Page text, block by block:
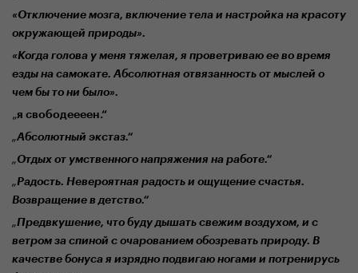
«Отключение мозга, включение тела и настройка на красоту
окружающей природы».
«Когда голова у меня тяжелая, я проветриваю ее во время
езды на самокате. Абсолютная отвязанность от мыслей о
чем бы то ни было».
„я свободеееен.“
„Абсолютный экстаз.“
„Отдых от умственного напряжения на работе.“
„Радость. Невероятная радость и ощущение счастья.
Возвращение в детство.“
„Предвкушение, что будудышать свежим воздухом, и с
ветром за спиной с очарованием обозревать природу. В
качестве бонуса я изрядно подвигаю ногами и потренирусь